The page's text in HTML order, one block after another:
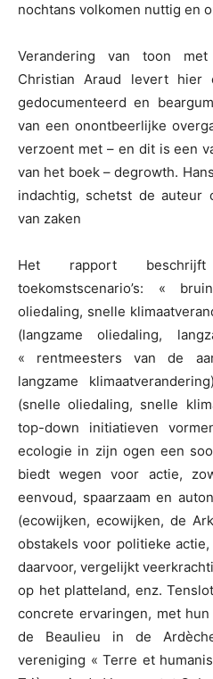
nochtans volkomen nuttig en
Verandering van toon met
Christian Araud levert hier
gedocumenteerd en
van een onontbeerlijke
verzoent met – en dit is een
van het boek – degrowth.
indachtig, schetst de auteur
van zaken
Het rapport
toekomstscenario’s: «
oliedaling, snelle
(langzame oliedaling,
« rentmeesters van de
langzame
(snelle oliedaling, snelle
top-down initiatieven
ecologie in zijn ogen een
biedt wegen voor actie,
eenvoud, spaarzaam en
(ecowijken, ecowijken, de
obstakels voor politieke
daarvoor, vergelijkt
op het platteland, enz.
concrete ervaringen, met
de Beaulieu in de
vereniging « Terre et